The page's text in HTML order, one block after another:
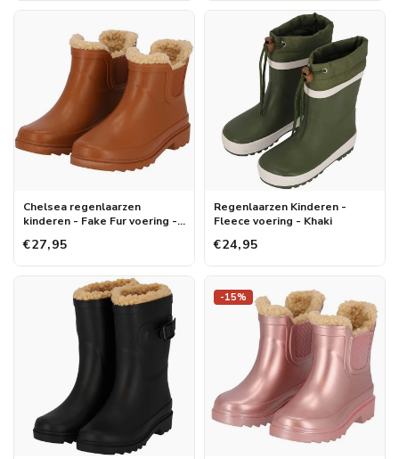
Chelsea regenlaarzen
kinderen - Fake Fur voering -
€27,95
Regenlaarzen Kinderen -
Fleece voering - Khaki
€24,95
-15%